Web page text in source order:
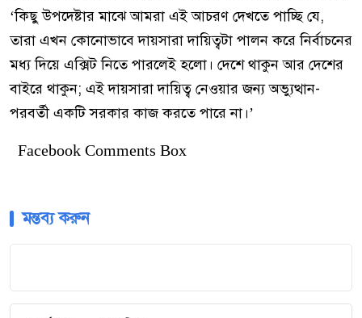
‘কিছু উপদেষ্টার মাঝে আমরা এই আচরণ দেখতে পাচ্ছি যে,
তারা এখন কোনোভাবে দায়সারা দায়িত্বটা পালন করে নির্বাচনের
মধ্য দিয়ে এক্সিট নিতে পারলেই হলো। দেশে থাকুন আর দেশের
বাইরে থাকুন; এই দায়সারা দায়িত্ব নেওয়ার জন্য অভ্যুত্থান-
পরবর্তী একটি সরকার কাজ করতে পারে না।’
Facebook Comments Box
মন্তব্য করুন